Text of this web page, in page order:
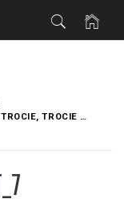
TROCIE …